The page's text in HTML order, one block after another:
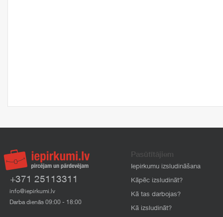
+371 25113311
info@iepirkumi.lv
Darba dienās 09:00 - 18:00
Pasūtītājiem
Iepirkumu izsludināšana
Kāpēc izsludināt?
Kā tas darbojas?
Kā izsludināt?